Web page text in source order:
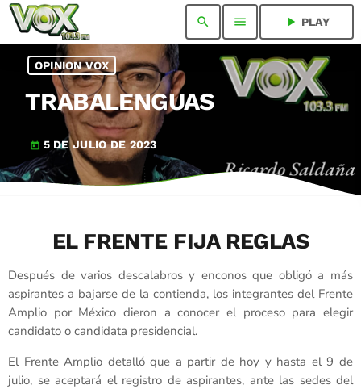
search menu play_arrow PLAY
OPINION VOX
TRABALENGUAS
today 5 DE JULIO DE 2023
EL FRENTE FIJA REGLAS
Después de varios descalabros y enconos que obligó a más
aspirantes a bajarse de la contienda, los integrantes del Frente
Amplio por México dieron a conocer el proceso para elegir
candidato o candidata presidencial.
El Frente Amplio detalló que a partir de hoy y hasta el 9 de
julio, se aceptará el registro de aspirantes, ante las sedes del